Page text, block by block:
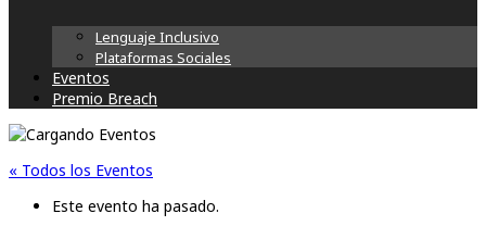
Lenguaje Inclusivo
Plataformas Sociales
Eventos
Premio Breach
« Todos los Eventos
Este evento ha pasado.